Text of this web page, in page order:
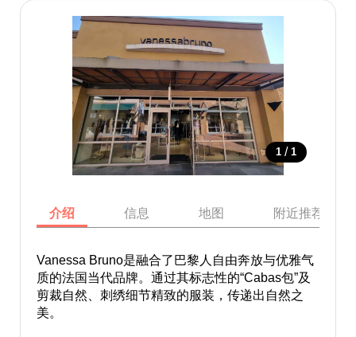
1 / 1
介绍 信息 地图 附近推荐景点
Vanessa Bruno是融合了巴黎人自由奔放与优雅气
质的法国当代品牌。通过其标志性的“Cabas包”及
剪裁自然、刺绣细节精致的服装，传递出自然之
美。